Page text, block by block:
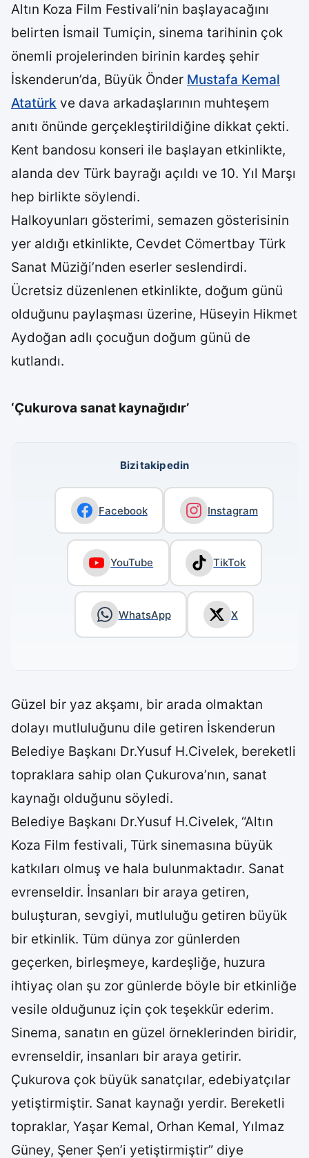
Altın Koza Film Festivali’nin başlayacağını
belirten İsmail Tumiçin, sinema tarihinin çok
önemli projelerinden birinin kardeş şehir
İskenderun’da, Büyük Önder Mustafa Kemal
Atatürk ve dava arkadaşlarının muhteşem
anıtı önünde gerçekleştirildiğine dikkat çekti.
Kent bandosu konseri ile başlayan etkinlikte,
alanda dev Türk bayrağı açıldı ve 10. Yıl Marşı
hep birlikte söylendi.
Halkoyunları gösterimi, semazen gösterisinin
yer aldığı etkinlikte, Cevdet Cömertbay Türk
Sanat Müziği’nden eserler seslendirdi.
Ücretsiz düzenlenen etkinlikte, doğum günü
olduğunu paylaşması üzerine, Hüseyin Hikmet
Aydoğan adlı çocuğun doğum günü de
kutlandı.
‘Çukurova sanat kaynağıdır’
Bizi takip edin
Facebook Instagram
YouTube TikTok
WhatsApp X
Güzel bir yaz akşamı, bir arada olmaktan
dolayı mutluluğunu dile getiren İskenderun
Belediye Başkanı Dr.Yusuf H.Civelek, bereketli
topraklara sahip olan Çukurova’nın, sanat
kaynağı olduğunu söyledi.
Belediye Başkanı Dr.Yusuf H.Civelek, “Altın
Koza Film festivali, Türk sinemasına büyük
katkıları olmuş ve hala bulunmaktadır. Sanat
evrenseldir. İnsanları bir araya getiren,
buluşturan, sevgiyi, mutluluğu getiren büyük
bir etkinlik. Tüm dünya zor günlerden
geçerken, birleşmeye, kardeşliğe, huzura
ihtiyaç olan şu zor günlerde böyle bir etkinliğe
vesile olduğunuz için çok teşekkür ederim.
Sinema, sanatın en güzel örneklerinden biridir,
evrenseldir, insanları bir araya getirir.
Çukurova çok büyük sanatçılar, edebiyatçılar
yetiştirmiştir. Sanat kaynağı yerdir. Bereketli
topraklar, Yaşar Kemal, Orhan Kemal, Yılmaz
Güney, Şener Şen’i yetiştirmiştir” diye